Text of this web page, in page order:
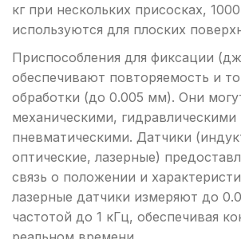
кг при нескольких присосках,
используются для плоских
Приспособления для фиксации
обеспечивают повторяемость и
обработки (до 0.005 мм). Они
механическими, гидравлическими
пневматическими. Датчики
оптические, лазерные)
связь о положении и
лазерные датчики измеряют до
частотой до 1 кГц, обеспечивая